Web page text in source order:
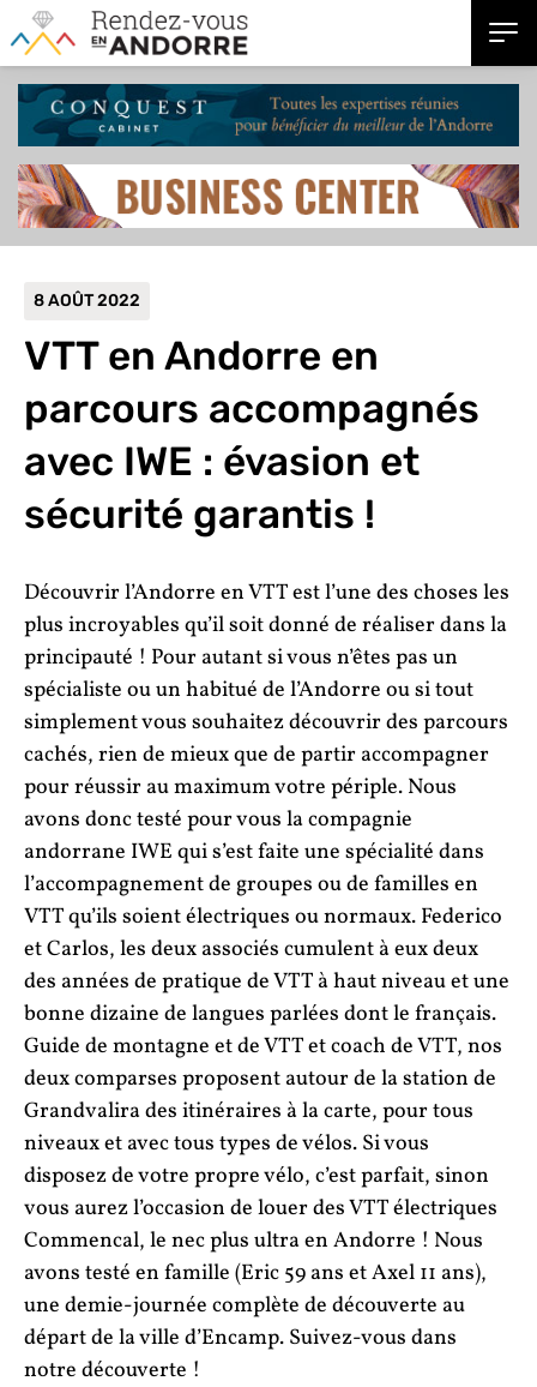
8 AOÛT 2022
VTT en Andorre en
parcours accompagnés
avec IWE : évasion et
sécurité garantis !
Découvrir l’Andorre en VTT est l’une des choses les
plus incroyables qu’il soit donné de réaliser dans la
principauté ! Pour autant si vous n’êtes pas un
spécialiste ou un habitué de l’Andorre ou si tout
simplement vous souhaitez découvrir des parcours
cachés, rien de mieux que de partir accompagner
pour réussir au maximum votre périple. Nous
avons donc testé pour vous la compagnie
andorrane IWE qui s’est faite une spécialité dans
l’accompagnement de groupes ou de familles en
VTT qu’ils soient électriques ou normaux. Federico
et Carlos, les deux associés cumulent à eux deux
des années de pratique de VTT à haut niveau et une
bonne dizaine de langues parlées dont le français.
Guide de montagne et de VTT et coach de VTT, nos
deux comparses proposent autour de la station de
Grandvalira des itinéraires à la carte, pour tous
niveaux et avec tous types de vélos. Si vous
disposez de votre propre vélo, c’est parfait, sinon
vous aurez l’occasion de louer des VTT électriques
Commencal, le nec plus ultra en Andorre ! Nous
avons testé en famille (Eric 59 ans et Axel 11 ans),
une demie-journée complète de découverte au
départ de la ville d’Encamp. Suivez-vous dans
notre découverte !